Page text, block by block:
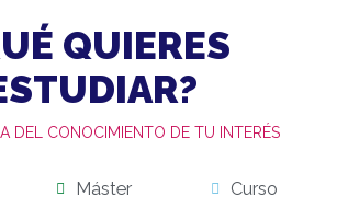
QUIERES
DEL CONOCIMIENTO DE TU INTERÉS
Máster Curso